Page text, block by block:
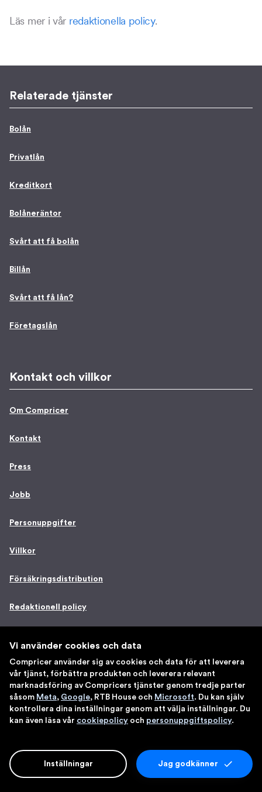
Läs mer i vår redaktionella policy.
Relaterade tjänster
Bolån
Privatlån
Kreditkort
Bolåneräntor
Svårt att få bolån
Billån
Svårt att få lån?
Företagslån
Kontakt och villkor
Om Compricer
Kontakt
Press
Jobb
Personuppgifter
Villkor
Försäkringsdistribution
Redaktionell policy
Adress
111 64 Stockholm
Organisationsnummer:
Vi använder cookies och data
Compricer använder sig av cookies och data för att leverera
vår tjänst, förbättra produkten och leverera relevant
marknadsföring av Compricers tjänster genom tredje parter
såsom Meta, Google, RTB House och Microsoft. Du kan själv
kontrollera dina inställningar genom att välja inställningar. Du
kan även läsa vår cookiepolicy och personuppgiftspolicy.
Jag godkänner
Inställningar